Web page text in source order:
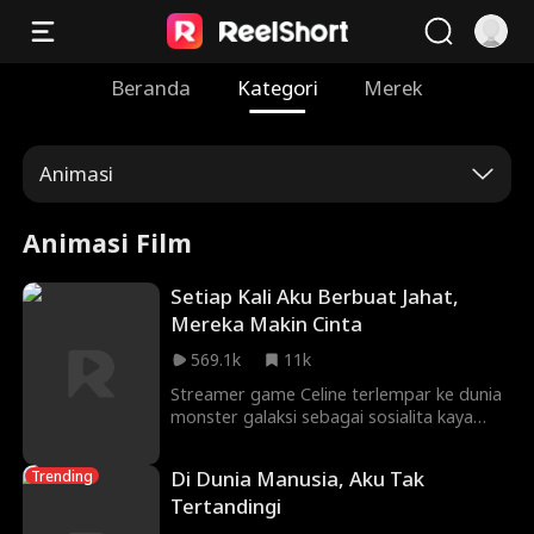
Beranda Kategori Merek
Animasi
Animasi Film
Setiap Kali Aku Berbuat Jahat,
Mereka Makin Cinta
569.1k
11k
Streamer game Celine terlempar ke dunia
monster galaksi sebagai sosialita kaya
nona jahat, namun moral abad 21
membuat "kejahatannya" berubah jadi
Trending
Di Dunia Manusia, Aku Tak
Tertandingi